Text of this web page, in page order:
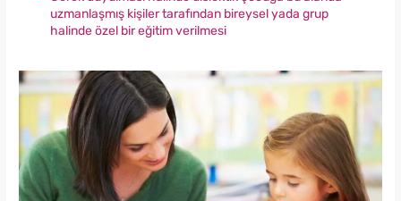
uzmanlaşmış kişiler tarafından bireysel yada grup
halinde özel bir eğitim verilmesi